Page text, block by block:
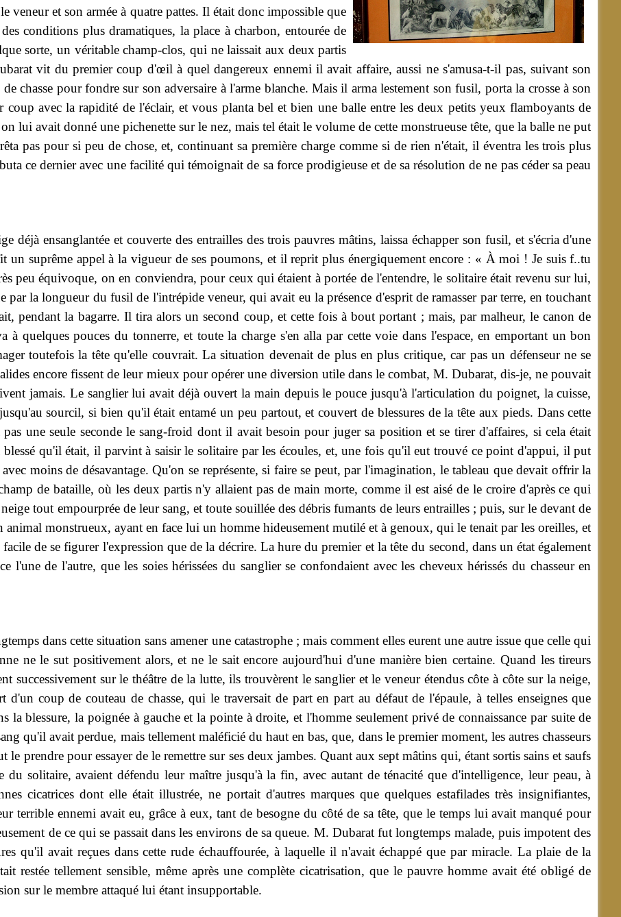
veneur et son armée à quatre pattes. Il était donc impossible que
conditions plus dramatiques, la place à charbon, entourée de
sorte, un véritable champ-clos, qui ne laissait aux deux partis
vit du premier coup d'œil à quel dangereux ennemi il avait affaire, aussi ne s'amusa-t-il pas, suivant son
chasse pour fondre sur son adversaire à l'arme blanche. Mais il arma lestement son fusil, porta la crosse à son
coup avec la rapidité de l'éclair, et vous planta bel et bien une balle entre les deux petits yeux flamboyants de
lui avait donné une pichenette sur le nez, mais tel était le volume de cette monstrueuse tête, que la balle ne put
pas pour si peu de chose, et, continuant sa première charge comme si de rien n'était, il éventra les trois plus
ce dernier avec une facilité qui témoignait de sa force prodigieuse et de sa résolution de ne pas céder sa peau
ensanglantée et couverte des entrailles des trois pauvres mâtins, laissa échapper son fusil, et s'écria d'une
suprême appel à la vigueur de ses poumons, et il reprit plus énergiquement encore : « À moi ! Je suis f..tu
peu équivoque, on en conviendra, pour ceux qui étaient à portée de l'entendre, le solitaire était revenu sur lui,
par la longueur du fusil de l'intrépide veneur, qui avait eu la présence d'esprit de ramasser par terre, en touchant
pendant la bagarre. Il tira alors un second coup, et cette fois à bout portant ; mais, par malheur, le canon de
à quelques pouces du tonnerre, et toute la charge s'en alla par cette voie dans l'espace, en emportant un bon
toutefois la tête qu'elle couvrait. La situation devenait de plus en plus critique, car pas un défenseur ne se
encore fissent de leur mieux pour opérer une diversion utile dans le combat, M. Dubarat, dis-je, ne pouvait
jamais. Le sanglier lui avait déjà ouvert la main depuis le pouce jusqu'à l'articulation du poignet, la cuisse,
sourcil, si bien qu'il était entamé un peu partout, et couvert de blessures de la tête aux pieds. Dans cette
une seule seconde le sang-froid dont il avait besoin pour juger sa position et se tirer d'affaires, si cela était
qu'il était, il parvint à saisir le solitaire par les écoules, et, une fois qu'il eut trouvé ce point d'appui, il put
moins de désavantage. Qu'on se représente, si faire se peut, par l'imagination, le tableau que devait offrir la
de bataille, où les deux partis n'y allaient pas de main morte, comme il est aisé de le croire d'après ce qui
tout empourprée de leur sang, et toute souillée des débris fumants de leurs entrailles ; puis, sur le devant de
animal monstrueux, ayant en face lui un homme hideusement mutilé et à genoux, qui le tenait par les oreilles, et
de se figurer l'expression que de la décrire. La hure du premier et la tête du second, dans un état également
l'une de l'autre, que les soies hérissées du sanglier se confondaient avec les cheveux hérissés du chasseur en
dans cette situation sans amener une catastrophe ; mais comment elles eurent une autre issue que celle qui
ne le sut positivement alors, et ne le sait encore aujourd'hui d'une manière bien certaine. Quand les tireurs
successivement sur le théâtre de la lutte, ils trouvèrent le sanglier et le veneur étendus côte à côte sur la neige,
d'un coup de couteau de chasse, qui le traversait de part en part au défaut de l'épaule, à telles enseignes que
la blessure, la poignée à gauche et la pointe à droite, et l'homme seulement privé de connaissance par suite de
qu'il avait perdue, mais tellement maléficié du haut en bas, que, dans le premier moment, les autres chasseurs
le prendre pour essayer de le remettre sur ses deux jambes. Quant aux sept mâtins qui, étant sortis sains et saufs
du solitaire, avaient défendu leur maître jusqu'à la fin, avec autant de ténacité que d'intelligence, leur peau, à
cicatrices dont elle était illustrée, ne portait d'autres marques que quelques estafilades très insignifiantes,
terrible ennemi avait eu, grâce à eux, tant de besogne du côté de sa tête, que le temps lui avait manqué pour
de ce qui se passait dans les environs de sa queue. M. Dubarat fut longtemps malade, puis impotent des
qu'il avait reçues dans cette rude échauffourée, à laquelle il n'avait échappé que par miracle. La plaie de la
restée tellement sensible, même après une complète cicatrisation, que le pauvre homme avait été obligé de
sur le membre attaqué lui étant insupportable.